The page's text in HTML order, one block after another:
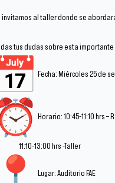
invitamos al taller donde se
tus dudas sobre esta importante
Fecha: Miércoles 25 de
Horario: 10:45-11:10 hrs –
13:00 hrs -Taller
Lugar: Auditorio FAE